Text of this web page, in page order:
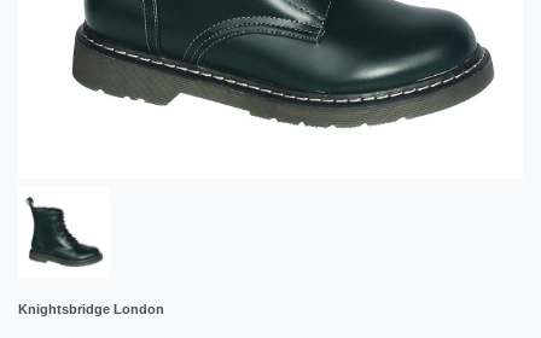
Knightsbridge London